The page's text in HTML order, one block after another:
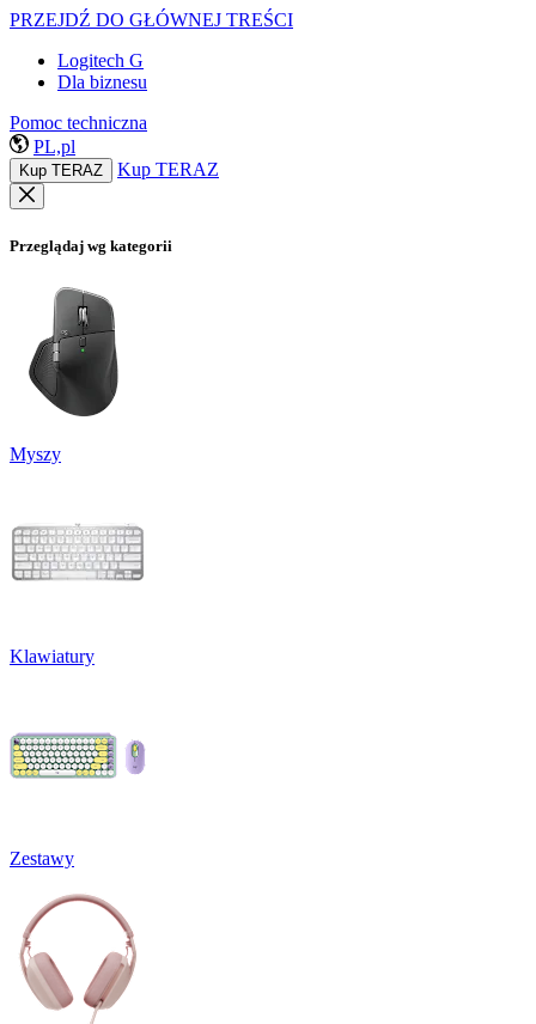
PRZEJDŹ DO GŁÓWNEJ TREŚCI
Logitech G
Dla biznesu
Pomoc techniczna
PL,pl
Kup TERAZ Kup TERAZ
Przeglądaj wg kategorii
Myszy
Klawiatury
Zestawy